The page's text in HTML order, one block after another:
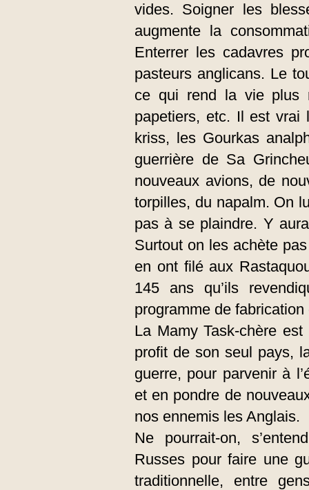
vides. Soigner les
augmente la
Enterrer les cadavres
pasteurs anglicans. Le
ce qui rend la vie plus
papetiers, etc. Il est vrai
kriss, les Gourkas
guerrière de Sa
nouveaux avions, de
torpilles, du napalm. On
pas à se plaindre. Y
Surtout on les achète
en ont filé aux
145 ans qu’ils
programme de
La Mamy Task-chère
profit de son seul pays,
guerre, pour parvenir à
et en pondre de
nos ennemis les Anglais.
Ne pourrait-on,
Russes pour faire une
traditionnelle, entre